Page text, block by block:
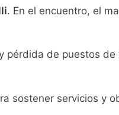
. En el encuentro, el
pérdida de puestos de
sostener servicios y